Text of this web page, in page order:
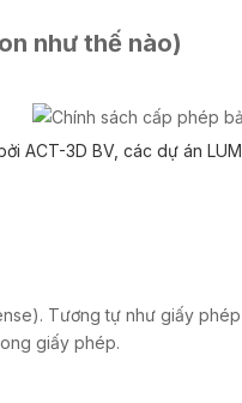
như thế nào)
ACT-3D BV, các dự án
Tương tự như giấy
giấy phép.